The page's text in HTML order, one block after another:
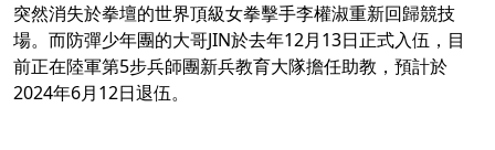
突然消失於拳壇的世界頂級女拳擊手李權淑重新回歸競技
場。而防彈少年團的大哥JIN於去年12月13日正式入伍，目
前正在陸軍第5步兵師團新兵教育大隊擔任助教，預計於
2024年6月12日退伍。